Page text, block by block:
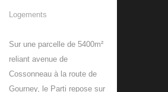
Logements
Sur une parcelle de 5400m²
reliant avenue de
Cossonneau à la route de
Gourney, le Parti repose sur